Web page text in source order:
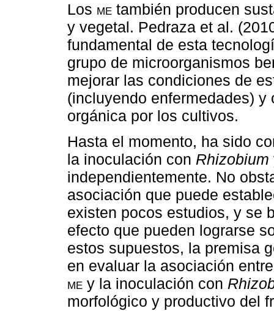
Los me también producen
y vegetal. Pedraza et al.
fundamental de esta
grupo de microorganismos
mejorar las condiciones de
(incluyendo enfermedades)
orgánica por los cultivos.
Hasta el momento, ha sido
la inoculación con Rhizobium
independientemente. No
asociación que puede
existen pocos estudios, y se
efecto que pueden lograrse
estos supuestos, la premisa
en evaluar la asociación
me y la inoculación con
morfológico y productivo del